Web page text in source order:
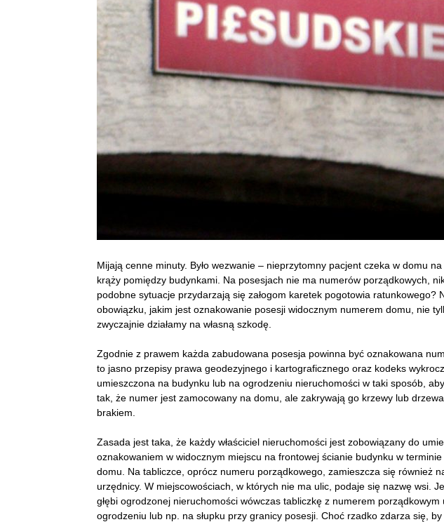
Mijają cenne minuty. Było wezwanie – nieprzytomny pacjent czeka w domu
krąży pomiędzy budynkami. Na posesjach nie ma numerów porządkowych,
podobne sytuacje przydarzają się załogom karetek pogotowia ratunkowego?
obowiązku, jakim jest oznakowanie posesji widocznym numerem domu, nie
zwyczajnie działamy na własną szkodę.
Zgodnie z prawem każda zabudowana posesja powinna być oznakowana
to jasno przepisy prawa geodezyjnego i kartograficznego oraz kodeks
umieszczona na budynku lub na ogrodzeniu nieruchomości w taki sposób,
tak, że numer jest zamocowany na domu, ale zakrywają go krzewy lub
brakiem.
Zasada jest taka, że każdy właściciel nieruchomości jest zobowiązany do
oznakowaniem w widocznym miejscu na frontowej ścianie budynku w
domu. Na tabliczce, oprócz numeru porządkowego, zamieszcza się również
urzędnicy. W miejscowościach, w których nie ma ulic, podaje się nazwę wsi.
głębi ogrodzonej nieruchomości wówczas tabliczkę z numerem
ogrodzeniu lub np. na słupku przy granicy posesji. Choć rzadko zdarza się,